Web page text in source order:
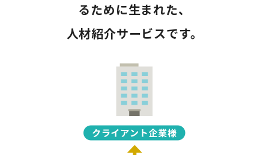
るために生まれた、
人材紹介サービスです。